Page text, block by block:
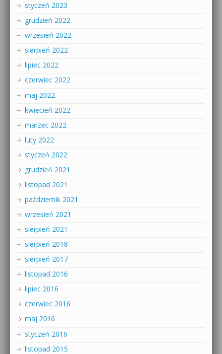
styczeń 2023
grudzień 2022
wrzesień 2022
sierpień 2022
lipiec 2022
czerwiec 2022
maj 2022
kwiecień 2022
marzec 2022
luty 2022
styczeń 2022
grudzień 2021
listopad 2021
październik 2021
wrzesień 2021
sierpień 2021
sierpień 2018
sierpień 2017
listopad 2016
lipiec 2016
czerwiec 2016
maj 2016
styczeń 2016
listopad 2015